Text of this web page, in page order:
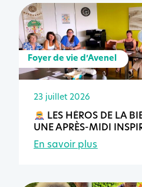
Foyer de vie d’Avenel
23 juillet 2026
LES HÉROS DE LA
UNE APRÈS-MIDI
DE VIE D’AVENEL
En savoir plus